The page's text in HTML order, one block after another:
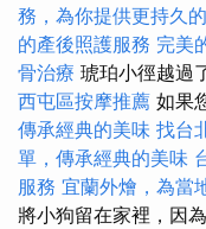
務，為你提供更持久
的產後照護服務 完美
骨治療 琥珀小徑越過
西屯區按摩推薦 如果
傳承經典的美味 找台
單，傳承經典的美味
服務 宜蘭外燴，為當
將小狗留在家裡，因